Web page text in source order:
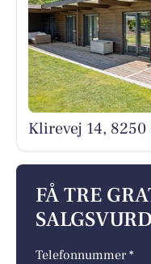
Klirevej 14, 8250
FÅ TRE
Telefonnummer *